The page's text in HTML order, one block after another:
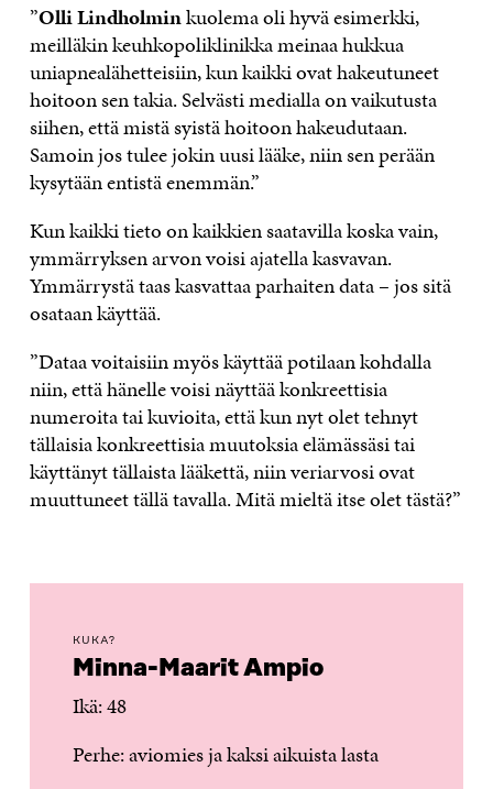
”Olli Lindholminkuolema oli hyvä esimerkki,
meilläkin keuhkopoliklinikka meinaa hukkua
uniapnealähetteisiin, kun kaikki ovat hakeutuneet
hoitoon sen takia. Selvästi medialla on vaikutusta
siihen, että mistä syistä hoitoon hakeudutaan.
Samoin jos tulee jokin uusi lääke, niin sen perään
kysytään entistä enemmän.”
Kun kaikki tieto on kaikkien saatavilla koska vain,
ymmärryksen arvon voisi ajatella kasvavan.
Ymmärrystä taas kasvattaa parhaiten data – jos sitä
osataan käyttää.
”Dataa voitaisiin myös käyttää potilaan kohdalla
niin, että hänelle voisi näyttää konkreettisia
numeroita tai kuvioita, että kun nyt olet tehnyt
tällaisia konkreettisia muutoksia elämässäsi tai
käyttänyt tällaista lääkettä, niin veriarvosi ovat
muuttuneet tällä tavalla. Mitä mieltä itse olet tästä?”
KUKA?
Minna-Maarit Ampio
Ikä: 48
Perhe: aviomies ja kaksi aikuista lasta